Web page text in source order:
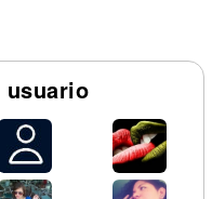
usuario